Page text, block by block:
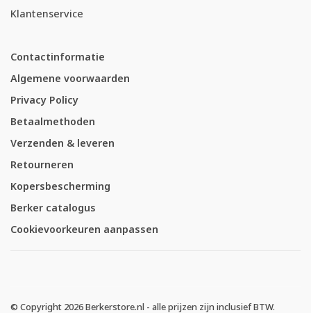
Klantenservice
Contactinformatie
Algemene voorwaarden
Privacy Policy
Betaalmethoden
Verzenden & leveren
Retourneren
Kopersbescherming
Berker catalogus
Cookievoorkeuren aanpassen
© Copyright 2026 Berkerstore.nl - alle prijzen zijn inclusief BTW.